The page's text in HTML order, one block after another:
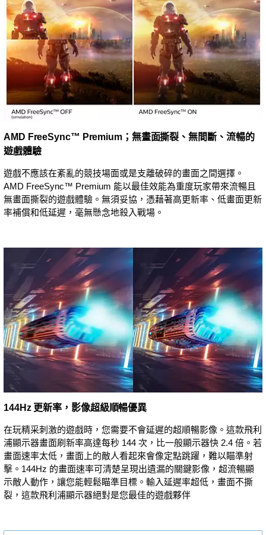
AMD FreeSync™ Premium；無畫面撕裂、無間斷、流暢的
遊戲體驗
遊戲不應該在紊亂的競技場面或是支離破碎的畫面之間選擇。
AMD FreeSync™ Premium 能以最佳效能為重度玩家帶來流暢且
無畫面撕裂的遊戲體驗。無須妥協，憑藉著高更新率、低畫面更新
率補償和低延遲，毫無懸念地殺入戰場。
144Hz 更新率，影像超級順暢優異
在玩精采刺激的遊戲時，您需要不會延遲的超順暢影像。這款飛利
浦顯示器畫面刷新率高達每秒 144 次，比一般顯示器快 2.4 倍。若
畫面速率太低，畫面上的敵人看起來會像定點跳躍，難以瞄準射
擊。144Hz 的畫面速率可清楚呈現出遺漏的關鍵影像，超流暢顯
示敵人動作，讓您能輕鬆瞄準目標。輸入延遲率超低，畫面不撕
裂，這款飛利浦顯示器絕對是您最佳的遊戲夥伴